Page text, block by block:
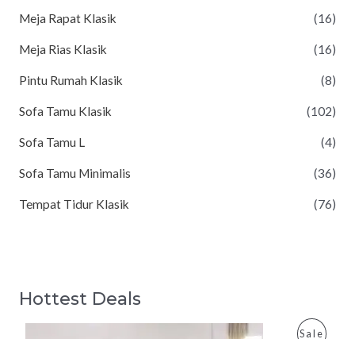
Meja Rapat Klasik (16)
Meja Rias Klasik (16)
Pintu Rumah Klasik (8)
Sofa Tamu Klasik (102)
Sofa Tamu L (4)
Sofa Tamu Minimalis (36)
Tempat Tidur Klasik (76)
Hottest Deals
Sale P